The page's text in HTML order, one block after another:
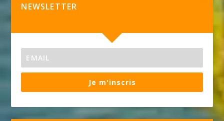
NEWSLETTER
Je m'inscris